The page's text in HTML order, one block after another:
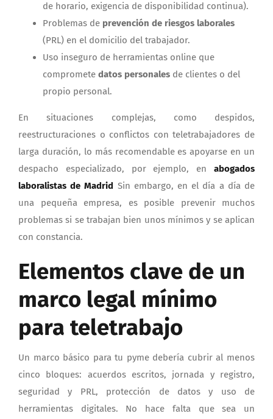
de horario, exigencia de disponibilidad continua).
Problemas de prevención de riesgos laborales
(PRL) en el domicilio del trabajador.
Uso inseguro de herramientas online que
compromete datos personales de clientes o del
propio personal.
En situaciones complejas, como despidos,
reestructuraciones o conflictos con teletrabajadores de
larga duración, lo más recomendable es apoyarse en un
despacho especializado, por ejemplo, en abogados
laboralistas de Madrid Sin embargo, en el día a día de
una pequeña empresa, es posible prevenir muchos
problemas si se trabajan bien unos mínimos y se aplican
con constancia.
Elementos clave de un
marco legal mínimo
para teletrabajo
Un marco básico para tu pyme debería cubrir al menos
cinco bloques: acuerdos escritos, jornada y registro,
seguridad y PRL, protección de datos y uso de
herramientas digitales. No hace falta que sea un